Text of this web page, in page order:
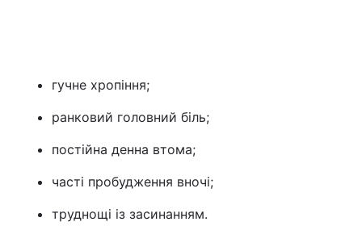
гучне хропіння;
ранковий головний біль;
постійна денна втома;
часті пробудження вночі;
труднощі із засинанням.